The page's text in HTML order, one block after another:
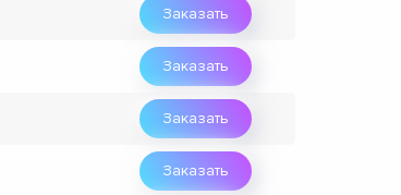
Заказать
Заказать
Заказать
Заказать